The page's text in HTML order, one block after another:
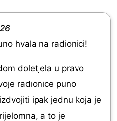
hvala na radionici!
doletjela u pravo
radionice puno
ipak jednu koja je
a to je